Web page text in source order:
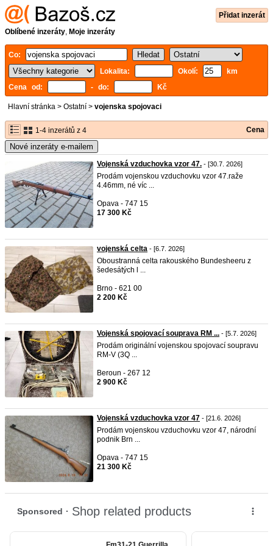
Přidat inzerát
Oblíbené inzeráty, Moje inzeráty
Co:
Lokalita:
Okolí:
km
Cena od:
- do: Kč
Hlavní stránka > Ostatní > vojenska spojovaci
1-4 inzerátů z 4 Cena
Nové inzeráty e-mailem
Vojenská vzduchovka vzor 47. - [30.7. 2026]
Prodám vojenskou vzduchovku vzor 47.raže
4.46mm, né víc ...
Opava - 747 15
17 300 Kč
vojenská celta - [6.7. 2026]
Oboustranná celta rakouského Bundesheeru z
šedesátých l ...
Brno - 621 00
2 200 Kč
Vojenská spojovací souprava RM ... - [5.7. 2026]
Prodám originální vojenskou spojovací soupravu
RM-V (3Q ...
Beroun - 267 12
2 900 Kč
Vojenská vzduchovka vzor 47 - [21.6. 2026]
Prodám vojenskou vzduchovku vzor 47, národní
podnik Brn ...
Opava - 747 15
21 300 Kč